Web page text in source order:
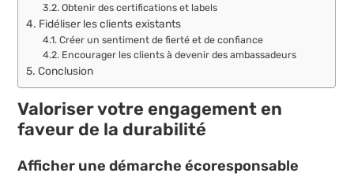
Obtenir des certifications et labels
Fidéliser les clients existants
Créer un sentiment de fierté et de confiance
Encourager les clients à devenir des ambassadeurs
Conclusion
Valoriser votre engagement en
faveur de la durabilité
Afficher une démarche écoresponsable